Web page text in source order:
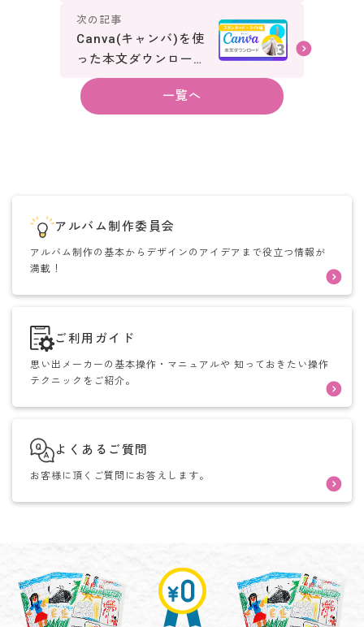
一覧へ
次の記事
Canva(キャンバ)を使
った本文ダウンロード
方法 スタンダード・ラ
イト編
アルバム制作委員会
アルバム制作の基本からデザインのアイデアまで役立つ情報が
満載！
ご利用ガイド
思い出メーカーの基本操作・マニュアルや 知っておきたい操作
テクニックをご紹介。
よくあるご質問
お客様に頂くご質問にお答えします。